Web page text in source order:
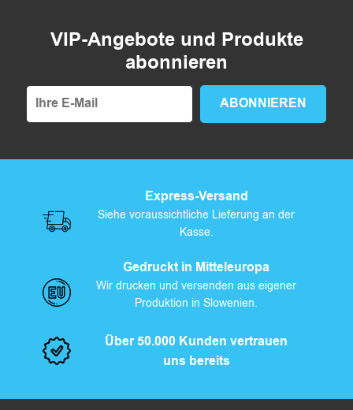
VIP-Angebote und Produkte
abonnieren
Express-Versand
Siehe voraussichtliche Lieferung an der
Kasse.
Gedruckt in Mitteleuropa
Wir drucken und versenden aus eigener
Produktion in Slowenien.
Über 50.000 Kunden vertrauen
uns bereits